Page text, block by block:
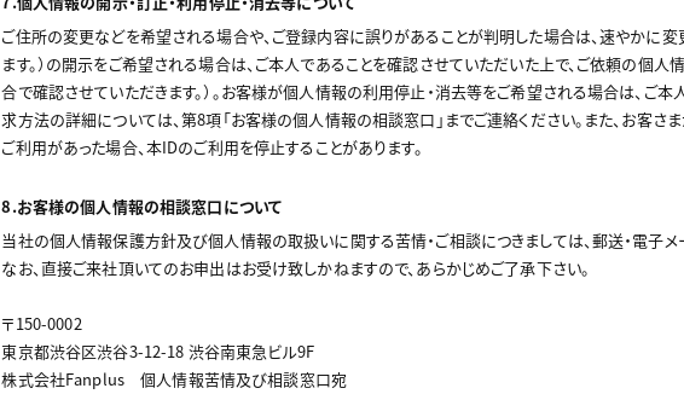
ご住所の変更などを希望される場合や、ご登録内容に誤りがあることが判明した場合は、速やかに
ます。）の開示をご希望される場合は、ご本人であることを確認させていただいた上で、ご依頼の個
合で確認させていただきます。）。お客様が個人情報の利用停止・消去等をご希望される場合は、ご
求方法の詳細については、第8項「お客様の個人情報の相談窓口」までご連絡ください。また、お客
ご利用があった場合、本IDのご利用を停止することがあります。
8.お客様の個人情報の相談窓口について
当社の個人情報保護方針及び個人情報の取扱いに関する苦情・ご相談につきましては、郵送・電子
なお、直接ご来社頂いてのお申出はお受け致しかねますので、あらかじめご了承下さい。
〒150-0002
東京都渋谷区渋谷3-12-18 渋谷南東急ビル9F
株式会社Fanplus 個人情報苦情及び相談窓口宛